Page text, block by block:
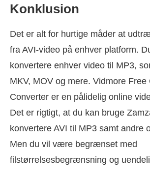
Konklusion
Det er alt for hurtige måder at
fra AVI-video på enhver platform.
konvertere enhver video til MP3,
MKV, MOV og mere. Vidmore Free
Converter er en pålidelig online
Det er rigtigt, at du kan bruge
konvertere AVI til MP3 samt andre
Men du vil være begrænset med
filstørrelsesbegrænsning og